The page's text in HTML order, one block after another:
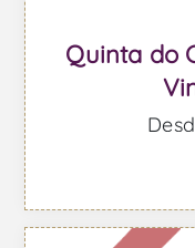
Quinta do